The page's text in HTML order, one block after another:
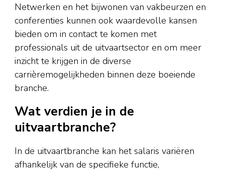
Netwerken en het bijwonen van vakbeurzen en
conferenties kunnen ook waardevolle kansen
bieden om in contact te komen met
professionals uit de uitvaartsector en om meer
inzicht te krijgen in de diverse
carrièremogelijkheden binnen deze boeiende
branche.
Wat verdien je in de
uitvaartbranche?
In de uitvaartbranche kan het salaris variëren
afhankelijk van de specifieke functie,